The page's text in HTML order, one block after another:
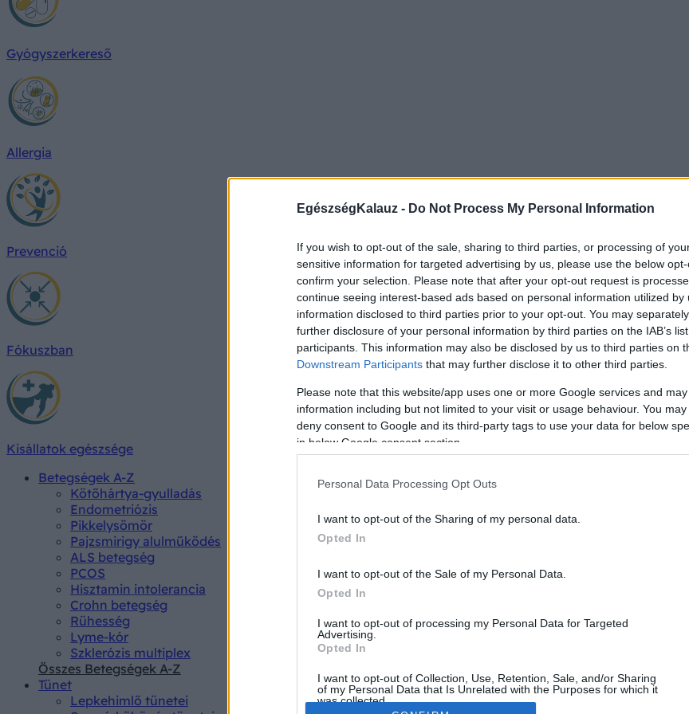
EgészségKalauz - Do Not Process My Personal Information
If you wish to opt-out of the sale, sharing to third parties, or processing of
sensitive information for targeted advertising by us, please use the below
confirm your selection. Please note that after your opt-out request is
continue seeing interest-based ads based on personal information utilized by
information disclosed to third parties prior to your opt-out. You may
further disclosure of your personal information by third parties on the IAB’s
participants. This information may also be disclosed by us to third parties on
Downstream Participants that may further disclose it to other third parties.
Please note that this website/app uses one or more Google services and
information including but not limited to your visit or usage behaviour. You
deny consent to Google and its third-party tags to use your data for below
in below Google consent section.
Personal Data Processing Opt Outs
I want to opt-out of the Sharing of my personal data.
Opted In
I want to opt-out of the Sale of my Personal Data.
Opted In
I want to opt-out of processing my Personal Data for Targeted
Advertising.
Opted In
I want to opt-out of Collection, Use, Retention, Sale, and/or Sharing
of my Personal Data that Is Unrelated with the Purposes for which it
was collected.
Gyógyszerkereső
Allergia
Prevenció
Fókuszban
Kisállatok egészsége
Betegségek A-Z
Kötőhártya-gyulladás
Endometriózis
Pikkelysömör
Pajzsmirigy alulműködés
ALS betegség
PCOS
Hisztamin intolerancia
Crohn betegség
Rühesség
Lyme-kór
Szklerózis multiplex
Összes Betegségek A-Z
Tünet
Lepkehimlő tünetei